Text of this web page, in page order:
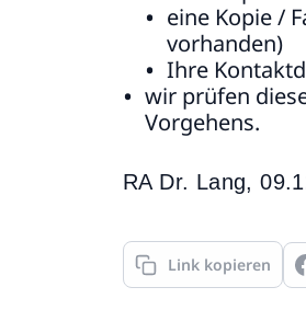
eine Kopie /
vorhanden)
Ihre
wir prüfen
Vorgehens.
RA Dr. Lang,
Link kopieren